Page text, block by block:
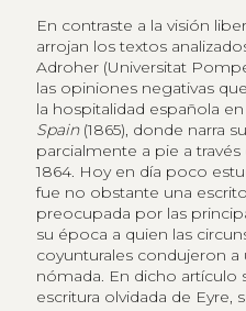
En contraste a la visión
arrojan los textos
Adroher (Universitat
las opiniones negativas
la hospitalidad española en
Spain (1865), donde narra
parcialmente a pie a
1864. Hoy en día poco
fue no obstante una
preocupada por las
su época a quien las
coyunturales condujeron a
nómada. En dicho artículo
escritura olvidada de Eyre,